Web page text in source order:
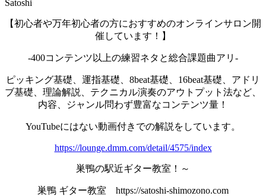
Satoshi
【初心者や万年初心者の方におすすめのオンラインサロン開
催しています！】
-400コンテンツ以上の練習ネタと総合課題曲アリ-
ピッキング基礎、運指基礎、8beat基礎、16beat基礎、アドリ
ブ基礎、理論解説、テクニカル演奏のアウトプット法など、
内容、ジャンル問わず豊富なコンテンツ量！
YouTubeにはない動画付きでの解説をしています。
https://lounge.dmm.com/detail/4575/index
巣鴨の駅近ギター教室！～
巣鴨 ギター教室 https://satoshi-shimozono.com